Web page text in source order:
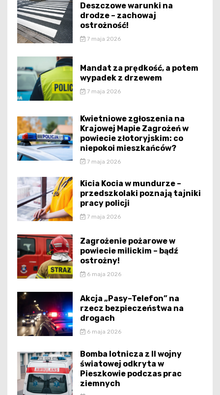
Deszczowe warunki na
drodze – zachowaj
ostrożność!
7 maja 2026
Mandat za prędkość, a potem
wypadek z drzewem
7 maja 2026
Kwietniowe zgłoszenia na
Krajowej Mapie Zagrożeń w
powiecie złotoryjskim: co
niepokoi mieszkańców?
7 maja 2026
Kicia Kocia w mundurze –
przedszkolaki poznają tajniki
pracy policji
7 maja 2026
Zagrożenie pożarowe w
powiecie milickim – bądź
ostrożny!
6 maja 2026
Akcja „Pasy–Telefon” na
rzecz bezpieczeństwa na
drogach
6 maja 2026
Bomba lotnicza z II wojny
światowej odkryta w
Pieszkowie podczas prac
ziemnych